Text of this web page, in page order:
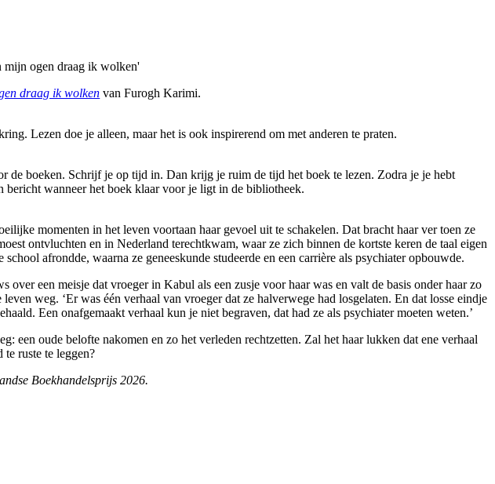
mijn ogen draag ik wolken'
draag ik wolken van Furogh Karimi.
Lezen doe je alleen, maar het is ook inspirerend om met anderen te praten.
de boeken. Schrijf je op tijd in. Dan krijg je ruim de tijd het boek te lezen. Zodra je je hebt
bericht wanneer het boek klaar voor je ligt in de bibliotheek.
momenten in het leven voortaan haar gevoel uit te schakelen. Dat bracht haar ver toen ze
ontvluchten en in Nederland terechtkwam, waar ze zich binnen de kortste keren de taal eigen
school afrondde, waarna ze geneeskunde studeerde en een carrière als psychiater opbouwde.
over een meisje dat vroeger in Kabul als een zusje voor haar was en valt de basis onder haar zo
weg. ‘Er was één verhaal van vroeger dat ze halverwege had losgelaten. En dat losse eindje
Een onafgemaakt verhaal kun je niet begraven, dat had ze als psychiater moeten weten.’
een oude belofte nakomen en zo het verleden rechtzetten. Zal het haar lukken dat ene verhaal
te ruste te leggen?
Boekhandelsprijs 2026.